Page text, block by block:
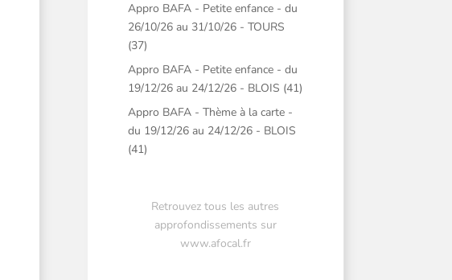
Appro BAFA - Petite enfance - du
26/10/26 au 31/10/26 - TOURS
(37)
Appro BAFA - Petite enfance - du
19/12/26 au 24/12/26 - BLOIS (41)
Appro BAFA - Thème à la carte -
du 19/12/26 au 24/12/26 - BLOIS
(41)
Retrouvez tous les autres
approfondissements sur
www.afocal.fr